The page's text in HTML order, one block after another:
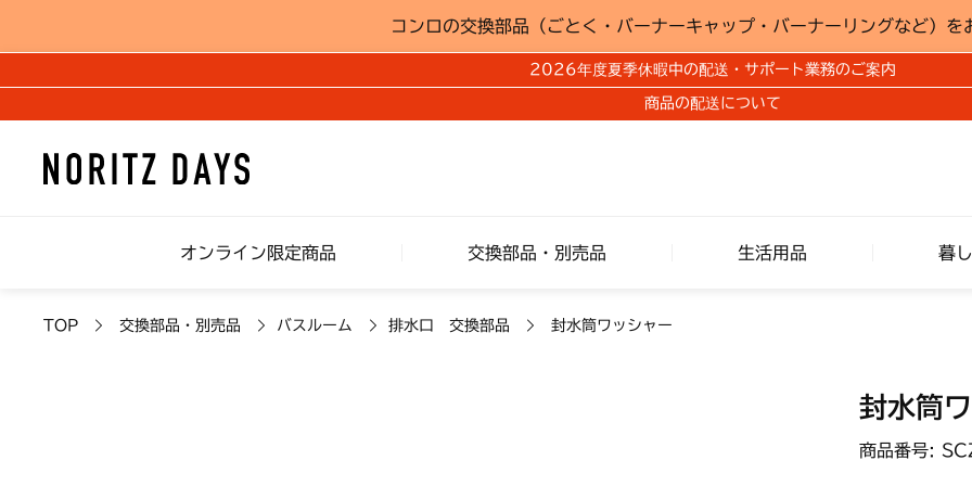
コンロの交換部品（ごとく・バーナーキャップ・バーナーリングなど）を
2026年度夏季休暇中の配送・サポート業務のご案内
商品の配送について
オンライン限定商品 交換部品・別売品 生活用品 暮
TOP 交換部品・別売品 バスルーム 排水口 交換部品 封水筒ワッシャー
封水筒
商品番号: